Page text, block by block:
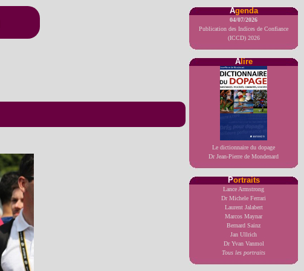
Agenda
04/07/2026
Publication des Indices de Confiance
(ICCD) 2026
Alire
Le dictionnaire du dopage
Dr Jean-Pierre de Mondenard
Portraits
Lance Armstrong
Dr Michele Ferrari
Laurent Jalabert
Marcos Maynar
Bernard Sainz
Jan Ullrich
Dr Yvan Vanmol
Tous les portraits